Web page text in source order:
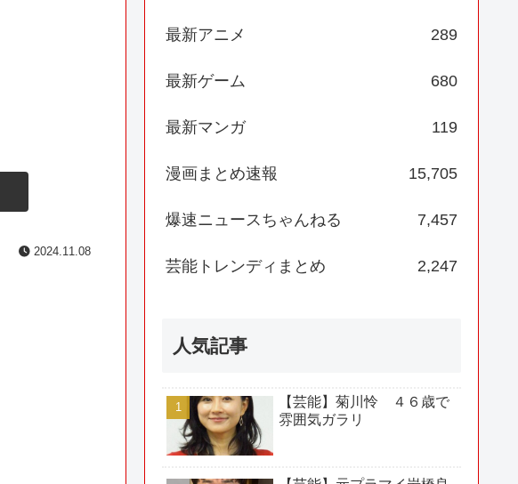
2024.11.08
最新アニメ 289
最新ゲーム 680
最新マンガ 119
漫画まとめ速報 15,705
爆速ニュースちゃんねる 7,457
芸能トレンディまとめ 2,247
人気記事
【芸能】菊川怜 ４６歳で
雰囲気ガラリ